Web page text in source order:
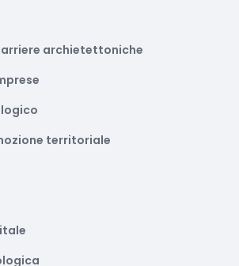
archietettoniche
territoriale